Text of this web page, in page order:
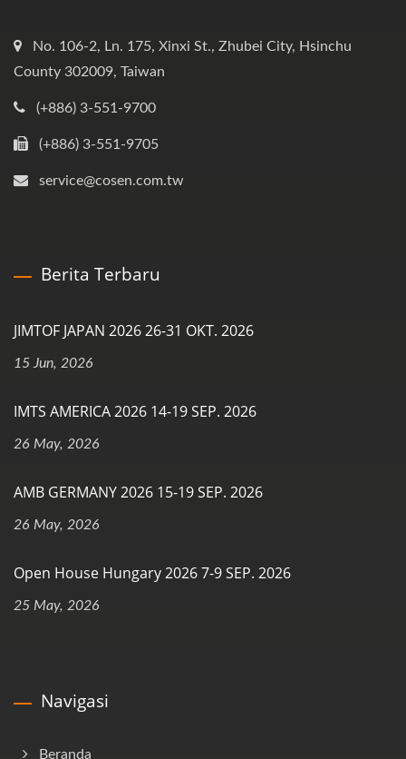
No. 106-2, Ln. 175, Xinxi St., Zhubei City, Hsinchu
County 302009, Taiwan
(+886) 3-551-9700
(+886) 3-551-9705
service@cosen.com.tw
Berita Terbaru
JIMTOF JAPAN 2026 26-31 OKT. 2026
15 Jun, 2026
IMTS AMERICA 2026 14-19 SEP. 2026
26 May, 2026
AMB GERMANY 2026 15-19 SEP. 2026
26 May, 2026
Open House Hungary 2026 7-9 SEP. 2026
25 May, 2026
Navigasi
Beranda